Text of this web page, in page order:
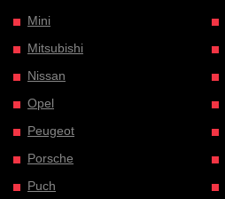
Mini
Mitsubishi
Nissan
Opel
Peugeot
Porsche
Puch